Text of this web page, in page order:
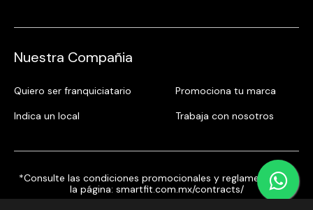
Nuestra Compañia
Quiero ser franquiciatario
Promociona tu marca
Indica un local
Trabaja con nosotros
*Consulte las condiciones promocionales y reglamentos en
la página: smartfit.com.mx/contracts/